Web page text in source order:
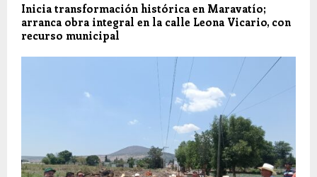
Inicia transformación histórica en Maravatío;
arranca obra integral en la calle Leona Vicario, con
recurso municipal